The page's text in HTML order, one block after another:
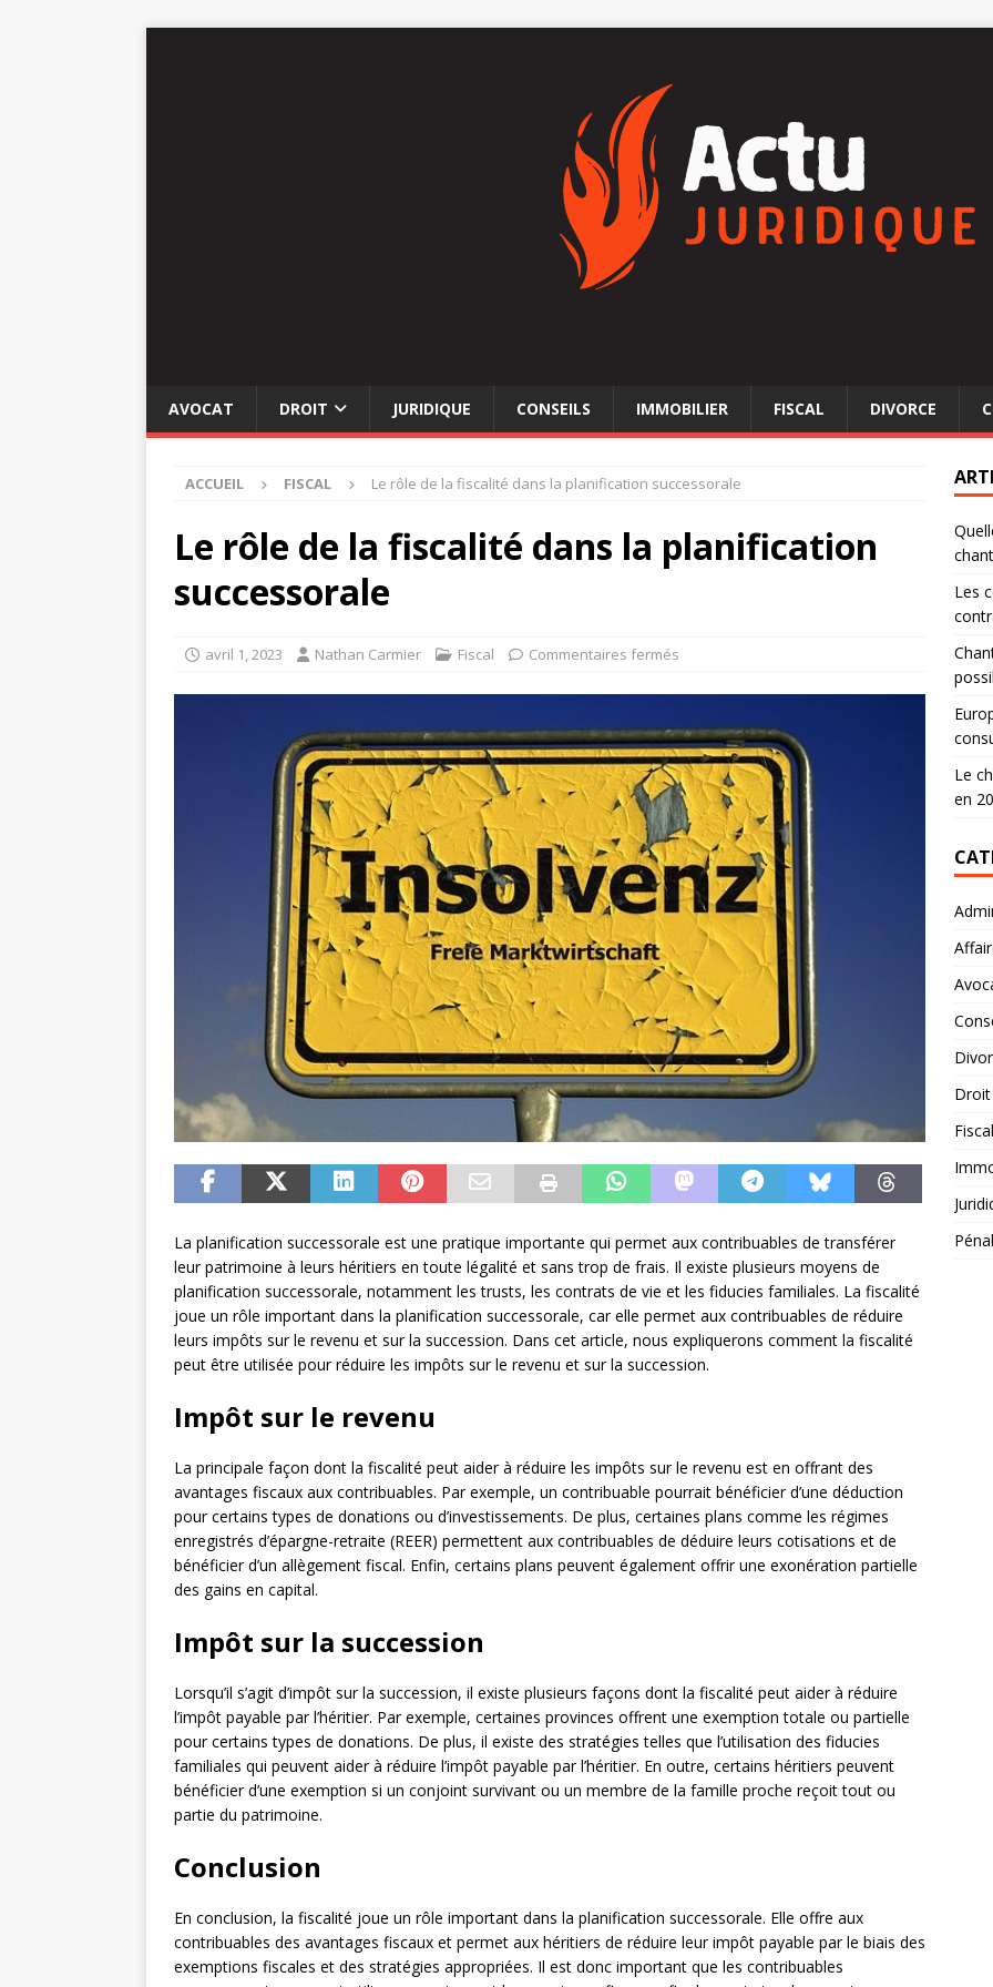
AVOCAT DROIT JURIDIQUE CONSEILS IMMOBILIER FISCAL DIVORCE
ACCUEIL FISCAL Le rôle de la fiscalité dans la planification successorale
Le rôle de la fiscalité dans la planification
successorale
avril 1, 2023 Nathan Carmier Fiscal Commentaires fermés
La planification successorale est une pratique importante qui permet aux contribuables de transférer
leur patrimoine à leurs héritiers en toute légalité et sans trop de frais. Il existe plusieurs moyens de
planification successorale, notamment les trusts, les contrats de vie et les fiducies familiales. La fiscalité
joue un rôle important dans la planification successorale, car elle permet aux contribuables de réduire
leurs impôts sur le revenu et sur la succession. Dans cet article, nous expliquerons comment la fiscalité
peut être utilisée pour réduire les impôts sur le revenu et sur la succession.
Impôt sur le revenu
La principale façon dont la fiscalité peut aider à réduire les impôts sur le revenu est en offrant des
avantages fiscaux aux contribuables. Par exemple, un contribuable pourrait bénéficier d’une déduction
pour certains types de donations ou d’investissements. De plus, certaines plans comme les régimes
enregistrés d’épargne-retraite (REER) permettent aux contribuables de déduire leurs cotisations et de
bénéficier d’un allègement fiscal. Enfin, certains plans peuvent également offrir une exonération partielle
des gains en capital.
Impôt sur la succession
Lorsqu’il s’agit d’impôt sur la succession, il existe plusieurs façons dont la fiscalité peut aider à réduire
l’impôt payable par l’héritier. Par exemple, certaines provinces offrent une exemption totale ou partielle
pour certains types de donations. De plus, il existe des stratégies telles que l’utilisation des fiducies
familiales qui peuvent aider à réduire l’impôt payable par l’héritier. En outre, certains héritiers peuvent
bénéficier d’une exemption si un conjoint survivant ou un membre de la famille proche reçoit tout ou
partie du patrimoine.
Conclusion
En conclusion, la fiscalité joue un rôle important dans la planification successorale. Elle offre aux
contribuables des avantages fiscaux et permet aux héritiers de réduire leur impôt payable par le biais des
exemptions fiscales et des stratégies appropriées. Il est donc important que les contribuables
Les
Le
en
Droit
Fiscal
Pénal